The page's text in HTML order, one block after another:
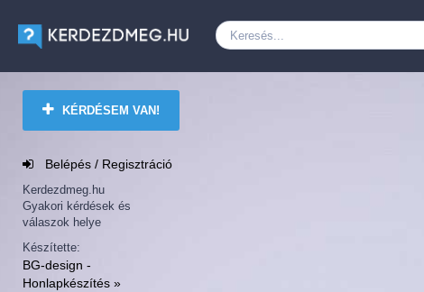
KÉRDÉSEM VAN!
Belépés / Regisztráció
Kerdezdmeg.hu
Gyakori kérdések és
válaszok helye
Készítette:
BG-design -
Honlapkészítés »